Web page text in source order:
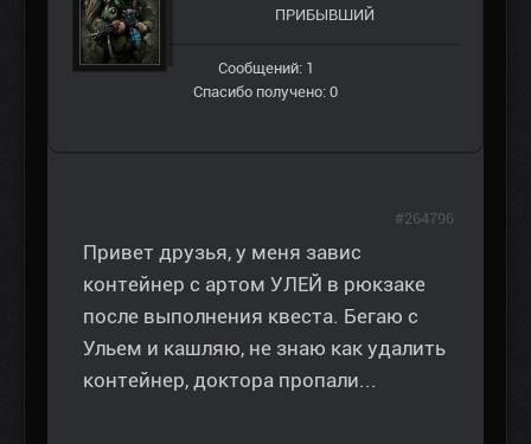
ПРИБЫВШИЙ
Сообщений: 1
Спасибо получено: 0
Привет друзья, у меня завис
контейнер с артом УЛЕЙ в рюкзаке
после выполнения квеста. Бегаю с
Ульем и кашляю, не знаю как удалить
контейнер, доктора пропали...
#264796